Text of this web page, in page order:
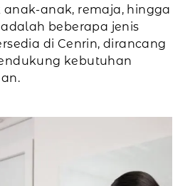
anak, remaja, hingga
beberapa jenis
di Cenrin, dirancang
kebutuhan